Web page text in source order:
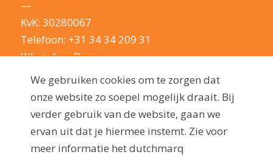
—
KvK: 30280067
Telefoon: +31 34 34 209 31
WhatsApp Business
E-mail:
info@dutchmarq.nl
We houden van een geintje. Maar nemen je
privacy erg serieus: lees hier onze
privacyverklaring
We gebruiken cookies om te zorgen dat
onze website zo soepel mogelijk draait. Bij
verder gebruik van de website, gaan we
ervan uit dat je hiermee instemt. Zie voor
meer informatie het dutchmarq